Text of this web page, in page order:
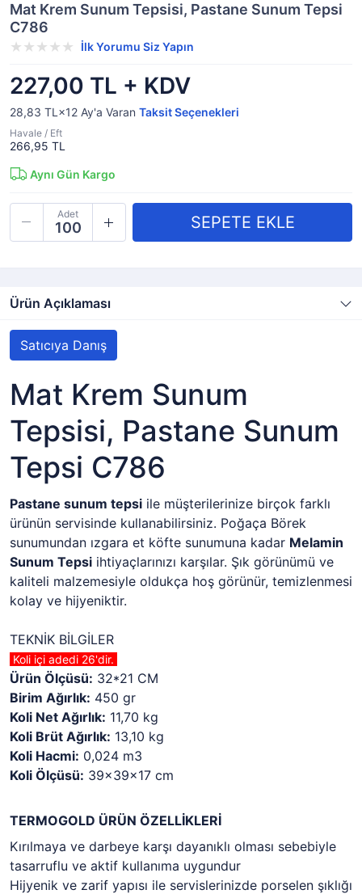
Mat Krem Sunum Tepsisi, Pastane Sunum Tepsi
C786
İlk Yorumu Siz Yapın
227,00 TL + KDV
28,83 TL×12 Ay'a Varan Taksit Seçenekleri
Havale / Eft
266,95 TL
Aynı Gün Kargo
Adet
Ürün Açıklaması
Satıcıya Danış
Mat Krem Sunum
Tepsisi, Pastane Sunum
Tepsi C786
Pastane sunum tepsi ile müşterilerinize birçok farklı
ürünün servisinde kullanabilirsiniz. Poğaça Börek
sunumundan ızgara et köfte sunumuna kadar Melamin
Sunum Tepsi ihtiyaçlarınızı karşılar. Şık görünümü ve
kaliteli malzemesiyle oldukça hoş görünür, temizlenmesi
kolay ve hijyeniktir.
TEKNİK BİLGİLER
Koli içi adedi 26'dir.
Ürün Ölçüsü: 32*21 CM
Birim Ağırlık: 450 gr
Koli Net Ağırlık: 11,70 kg
Koli Brüt Ağırlık: 13,10 kg
Koli Hacmi: 0,024 m3
Koli Ölçüsü: 39x39x17 cm
TERMOGOLD ÜRÜN ÖZELLİKLERİ
Kırılmaya ve darbeye karşı dayanıklı olması sebebiyle
tasarruflu ve aktif kullanıma uygundur
Hijyenik ve zarif yapısı ile servislerinizde porselen şıklığı